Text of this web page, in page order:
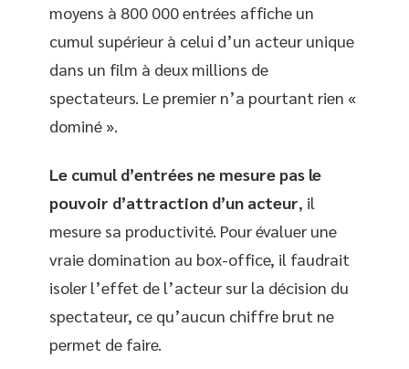
moyens à 800 000 entrées affiche un
cumul supérieur à celui d’un acteur unique
dans un film à deux millions de
spectateurs. Le premier n’a pourtant rien «
dominé ».
Le cumul d’entrées ne mesure pas le
pouvoir d’attraction d’un acteur, il
mesure sa productivité. Pour évaluer une
vraie domination au box-office, il faudrait
isoler l’effet de l’acteur sur la décision du
spectateur, ce qu’aucun chiffre brut ne
permet de faire.